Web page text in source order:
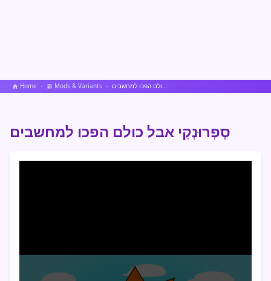
Home Mods & Variants סְפְרוּנְקִי אבל כולם הפכו למחשבים
סְפְרוּנְקִי אבל כולם הפכו למחשבים